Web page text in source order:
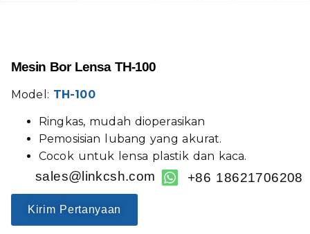
Mesin Bor Lensa TH-100
Model: TH-100
Ringkas, mudah dioperasikan
Pemosisian lubang yang akurat.
Cocok untuk lensa plastik dan kaca.
sales@linkcsh.com +86 18621706208
Kirim Pertanyaan